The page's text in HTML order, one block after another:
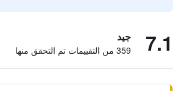
7.1 جيد
359 من التقييمات تم التحقق منها